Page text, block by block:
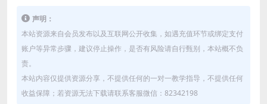
声明：
本站资源来自会员发布以及互联网公开收集，如遇充值环节或绑定支付
账户等异常步骤，建议停止操作，是否有风险请自行甄别，本站概不负
责。
本站内容仅提供资源分享，不提供任何的一对一教学指导，不提供任何
收益保障；若资源无法下载请联系客服微信：82342198